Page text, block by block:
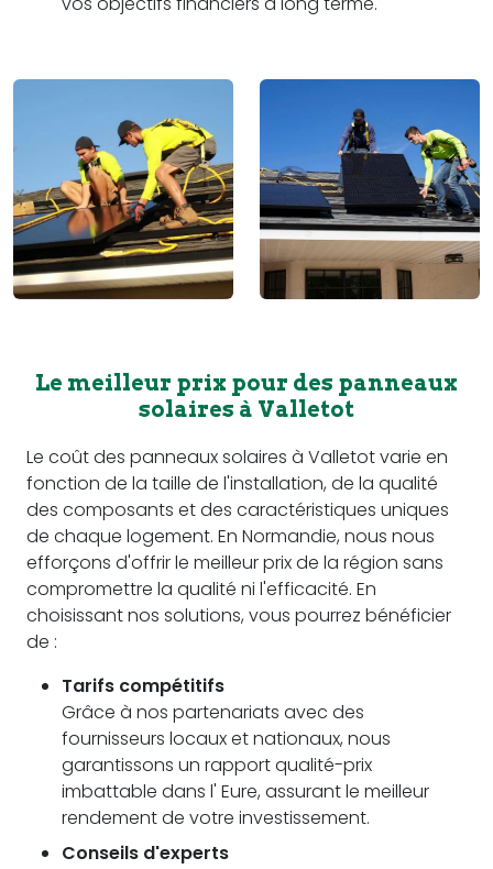
Le meilleur prix pour des panneaux
solaires à Valletot
Le coût des panneaux solaires à Valletot varie en
fonction de la taille de l'installation, de la qualité
des composants et des caractéristiques uniques
de chaque logement. En Normandie, nous nous
efforçons d'offrir le meilleur prix de la région sans
compromettre la qualité ni l'efficacité. En
choisissant nos solutions, vous pourrez bénéficier
de :
Tarifs compétitifs
Grâce à nos partenariats avec des
fournisseurs locaux et nationaux, nous
garantissons un rapport qualité-prix
imbattable dans l' Eure, assurant le meilleur
rendement de votre investissement.
Conseils d'experts